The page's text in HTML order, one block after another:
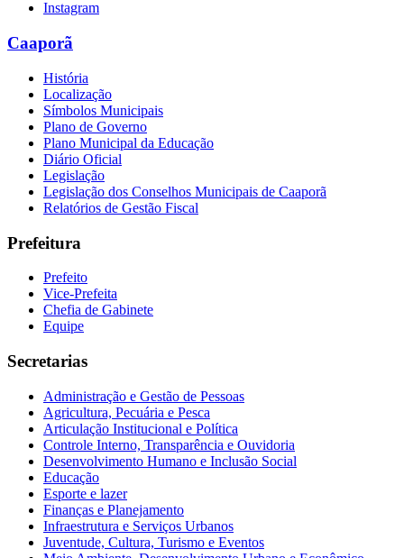
Instagram
Caaporã
História
Localização
Símbolos Municipais
Plano de Governo
Plano Municipal da Educação
Diário Oficial
Legislação
Legislação dos Conselhos Municipais de Caaporã
Relatórios de Gestão Fiscal
Prefeitura
Prefeito
Vice-Prefeita
Chefia de Gabinete
Equipe
Secretarias
Administração e Gestão de Pessoas
Agricultura, Pecuária e Pesca
Articulação Institucional e Política
Controle Interno, Transparência e Ouvidoria
Desenvolvimento Humano e Inclusão Social
Educação
Esporte e lazer
Finanças e Planejamento
Infraestrutura e Serviços Urbanos
Juventude, Cultura, Turismo e Eventos